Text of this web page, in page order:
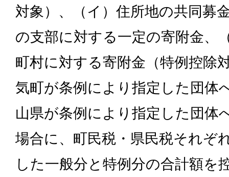
対象）、（イ）住所地の共同募
の支部に対する一定の寄附金、
町村に対する寄附金（特例控除
気町が条例により指定した団体
山県が条例により指定した団体
場合に、町民税・県民税それぞ
した一般分と特例分の合計額を